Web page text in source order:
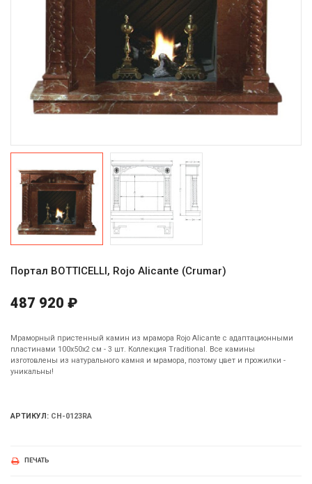
Портал BOTTICELLI, Rojo Alicante (Crumar)
487 920 ₽
Мраморный пристенный камин из мрамора Rojo Alicante с адаптационными
пластинами 100х50х2 см - 3 шт. Коллекция Traditional. Все камины
изготовлены из натурального камня и мрамора, поэтому цвет и прожилки -
уникальны!
АРТИКУЛ: CH-0123RA
ПЕЧАТЬ